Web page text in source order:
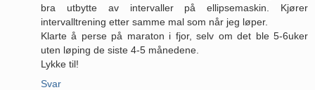
bra utbytte av intervaller på ellipsemaskin. Kjører
intervalltrening etter samme mal som når jeg løper.
Klarte å perse på maraton i fjor, selv om det ble 5-6uker
uten løping de siste 4-5 månedene.
Lykke til!
Svar